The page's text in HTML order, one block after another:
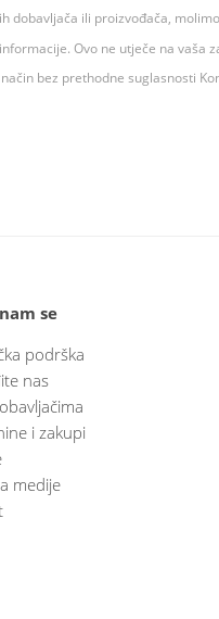
ili proizvođača,
Ovo ne utječe na vaša
bez prethodne suglasnosti
se
podrška
nas
i zakupi
medije